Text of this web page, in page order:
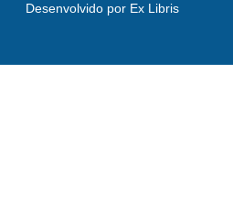
Desenvolvido por Ex Libris